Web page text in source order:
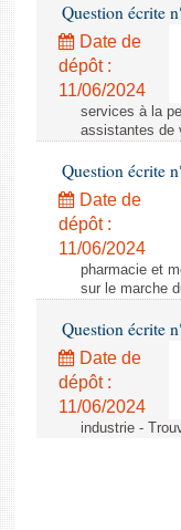
Question écrite
Date de
dépôt :
11/06/2024
services à la
assistantes de
Question écrite
Date de
dépôt :
11/06/2024
pharmacie et
sur le marche
Question écrite
Date de
dépôt :
11/06/2024
industrie -